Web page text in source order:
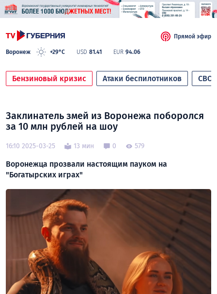
Воронеж +29°C USD 81.41 EUR 94.06
Прямой эфир
Бензиновый кризис Атаки беспилотников СВО
Заклинатель змей из Воронежа поборолся
за 10 млн рублей на шоу
16:10 2025-03-25 13 мин 0 579
Воронежца прозвали настоящим пауком на
"Богатырских играх"